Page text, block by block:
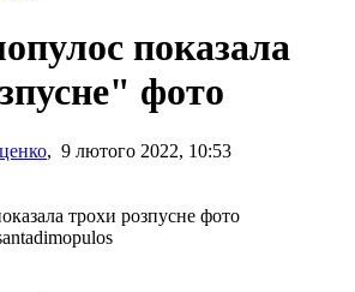
показала
фото
, 9 лютого 2022, 10:53